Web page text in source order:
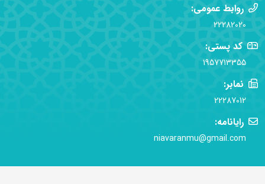
روابط عمومی:
22282020
کد پستی:
1957713355
نمابر:
22287012
رایانامه:
niavaranmu@gmail.com